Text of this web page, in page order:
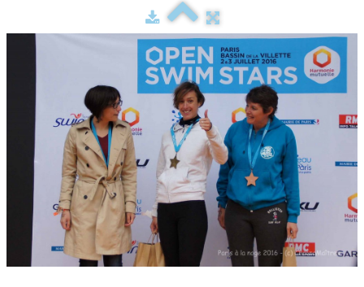
▼
Livre d'Or